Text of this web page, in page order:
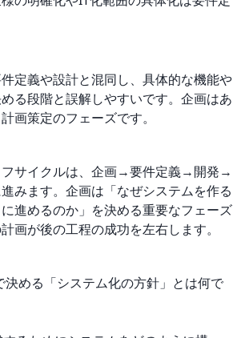
定義や設計と混同し、具体的な機能や
る段階と誤解しやすいです。企画はあ
画策定のフェーズです。
フサイクルは、企画→要件定義→開発→
みます。企画は「なぜシステムを作る
進めるのか」を決める重要なフェーズ
画が後の工程の成功を左右します。
決める「システム化の方針」とは何で